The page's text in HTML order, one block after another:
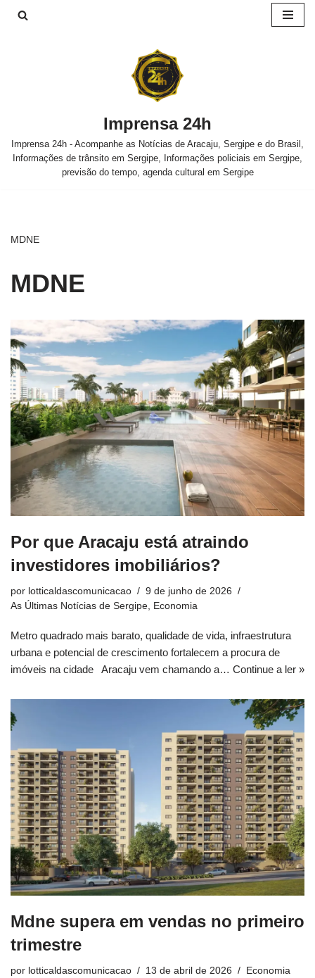
Imprensa 24h
Imprensa 24h - Acompanhe as Notícias de Aracaju, Sergipe e do Brasil,
Informações de trânsito em Sergipe, Informações policiais em Sergipe,
previsão do tempo, agenda cultural em Sergipe
MDNE
MDNE
Por que Aracaju está atraindo
investidores imobiliários?
por lotticaldascomunicacao
9 de junho de 2026
As Últimas Notícias de Sergipe
Economia
Metro quadrado mais barato, qualidade de vida, infraestrutura
urbana e potencial de crescimento fortalecem a procura de
imóveis na cidade Aracaju vem chamando a… Continue a ler »
Mdne supera em vendas no primeiro
trimestre
por lotticaldascomunicacao 13 de abril de 2026 Economia